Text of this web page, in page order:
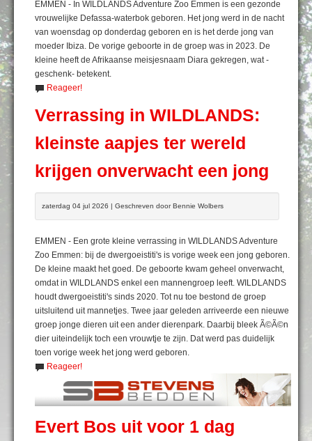
EMMEN - In WILDLANDS Adventure Zoo Emmen is een gezonde
vrouwelijke Defassa-waterbok geboren. Het jong werd in de nacht
van woensdag op donderdag geboren en is het derde jong van
moeder Ibiza. De vorige geboorte in de groep was in 2023. De
kleine heeft de Afrikaanse meisjesnaam Diara gekregen, wat -
geschenk- betekent.
Reageer!
Verrassing in WILDLANDS:
kleinste aapjes ter wereld
krijgen onverwacht een jong
zaterdag 04 jul 2026 | Geschreven door Bennie Wolbers
EMMEN - Een grote kleine verrassing in WILDLANDS Adventure
Zoo Emmen: bij de dwergoeistiti's is vorige week een jong geboren.
De kleine maakt het goed. De geboorte kwam geheel onverwacht,
omdat in WILDLANDS enkel een mannengroep leeft. WILDLANDS
houdt dwergoeistiti's sinds 2020. Tot nu toe bestond de groep
uitsluitend uit mannetjes. Twee jaar geleden arriveerde een nieuwe
groep jonge dieren uit een ander dierenpark. Daarbij bleek Ã©Ã©n
dier uiteindelijk toch een vrouwtje te zijn. Dat werd pas duidelijk
toen vorige week het jong werd geboren.
Reageer!
Evert Bos uit voor 1 dag